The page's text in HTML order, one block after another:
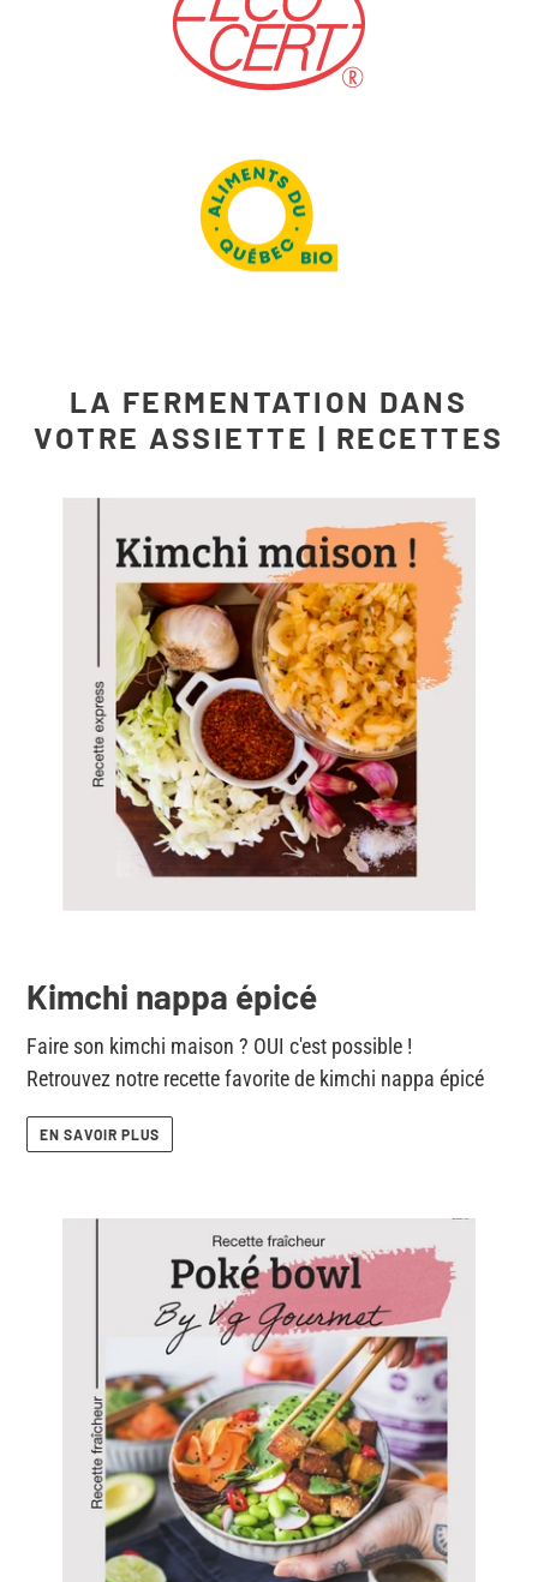
LA FERMENTATION DANS
VOTRE ASSIETTE | RECETTES
Kimchi nappa épicé
Faire son kimchi maison ? OUI c'est possible !
Retrouvez notre recette favorite de kimchi nappa épicé
EN SAVOIR PLUS